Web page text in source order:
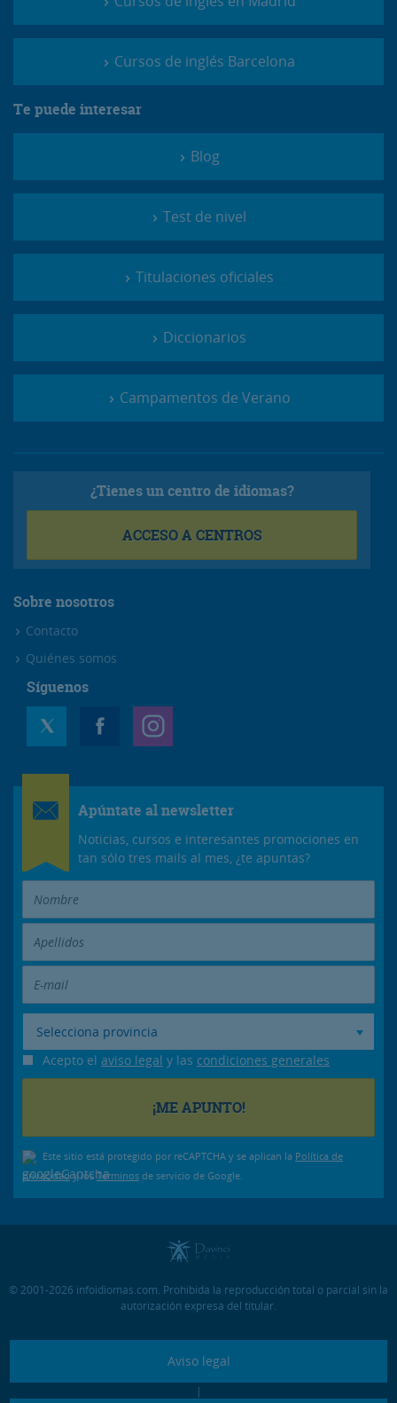
Cursos de inglés Barcelona
Te puede interesar
Blog
Test de nivel
Titulaciones oficiales
Diccionarios
Campamentos de Verano
¿Tienes un centro de idiomas?
ACCESO A CENTROS
Sobre nosotros
Contacto
Quiénes somos
Síguenos
Apúntate al newsletter
Noticias, cursos e interesantes promociones en
tan sólo tres mails al mes, ¿te apuntas?
Selecciona provincia
Acepto el aviso legal y las condiciones generales
Este sitio está protegido por reCAPTCHA y se aplican la Política de
privacidady losTérminos de servicio de Google.
© 2001-2026 infoidiomas.com. Prohibida la reproducción total o parcial sin la
autorización expresa del titular.
Aviso legal
|